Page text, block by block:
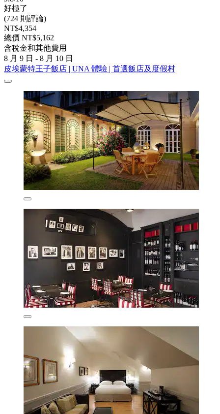
好極了
(724 則評論)
NT$4,354
總價 NT$5,162
含稅金和其他費用
8 月 9 日 - 8 月 10 日
皮埃蒙特王子飯店 | UNA 體驗 | 首選飯店及度假村